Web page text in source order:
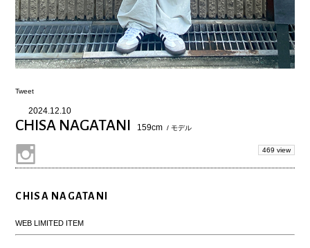
Tweet
2024.12.10
CHISA NAGATANI 159cm / モデル
469 view
CHISA NAGATANI
WEB LIMITED ITEM